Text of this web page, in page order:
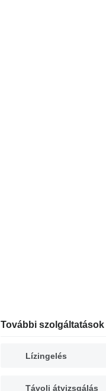
További szolgáltatások
Lízingelés
Távoli átvizsgálás